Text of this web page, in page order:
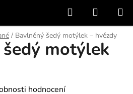
Hledat
KOŠÍK
/ Bavlněný šedý motýlek – hvězdy
motýlek
hodnocení